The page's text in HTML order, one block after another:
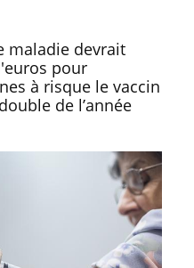
maladie devrait
pour
à risque le vaccin
de l’année